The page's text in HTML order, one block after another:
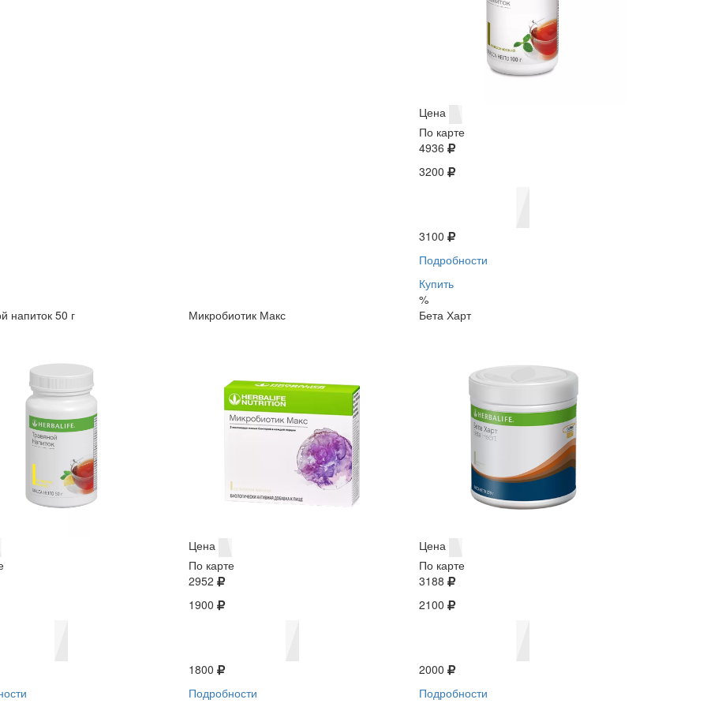
Цена
По карте
4936
3200
3100
Подробности
Купить
%
напиток 50 г
Микробиотик Макс
Цена
По карте
2952
1900
1800
Подробности
Бета Харт
Цена
По карте
3188
2100
2000
Подробности